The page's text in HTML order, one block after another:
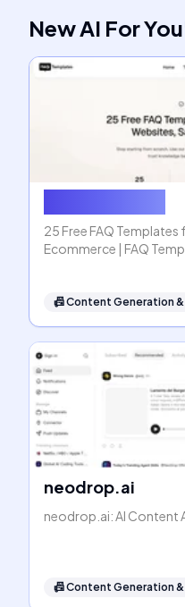
New AI For You
25 Free FAQ Templates
Ecommerce | FAQ
📠Content Generation &
neodrop.ai
neodrop.ai: AI Content
📠Content Generation &